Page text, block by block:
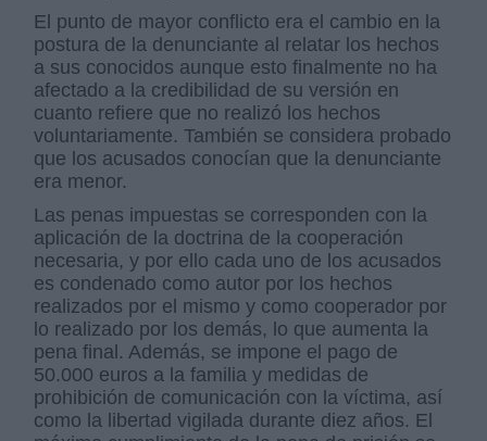
El punto de mayor conflicto era el cambio en la
postura de la denunciante al relatar los hechos
a sus conocidos aunque esto finalmente no ha
afectado a la credibilidad de su versión en
cuanto refiere que no realizó los hechos
voluntariamente. También se considera probado
que los acusados conocían que la denunciante
era menor.
Las penas impuestas se corresponden con la
aplicación de la doctrina de la cooperación
necesaria, y por ello cada uno de los acusados
es condenado como autor por los hechos
realizados por el mismo y como cooperador por
lo realizado por los demás, lo que aumenta la
pena final. Además, se impone el pago de
50.000 euros a la familia y medidas de
prohibición de comunicación con la víctima, así
como la libertad vigilada durante diez años. El